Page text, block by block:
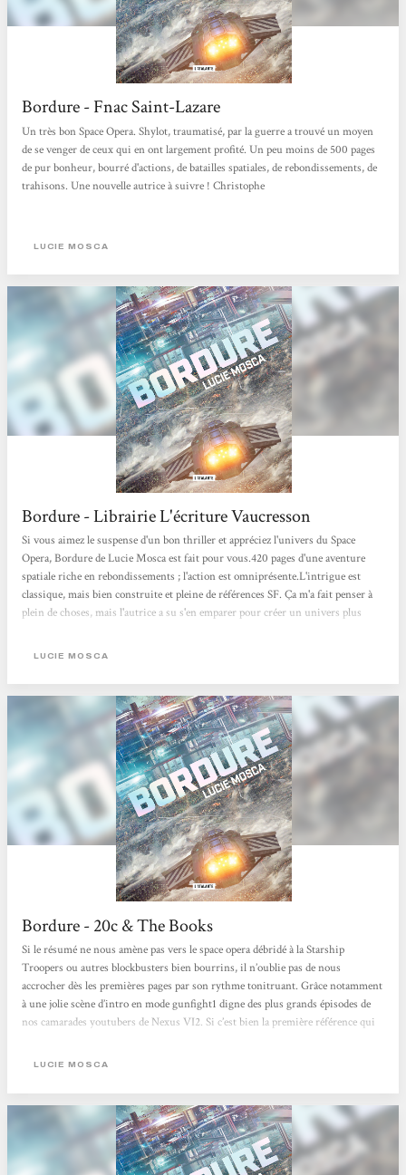
Bordure - Fnac Saint-Lazare
Un très bon Space Opera. Shylot, traumatisé, par la guerre a trouvé un moyen
de se venger de ceux qui en ont largement profité. Un peu moins de 500 pages
de pur bonheur, bourré d'actions, de batailles spatiales, de rebondissements, de
trahisons. Une nouvelle autrice à suivre ! Christophe
LUCIE MOSCA
Bordure - Librairie L'écriture Vaucresson
Si vous aimez le suspense d'un bon thriller et appréciez l'univers du Space
Opera, Bordure de Lucie Mosca est fait pour vous.420 pages d'une aventure
spatiale riche en rebondissements ; l'action est omniprésente.L'intrigue est
classique, mais bien construite et pleine de références SF. Ça m'a fait penser à
plein de choses, mais l'autrice a su s'en emparer pour créer un univers plus
langage propre. Pas besoin de glossaire et de notes de bas de page pour
aisément...
LUCIE MOSCA
Bordure - 20c & The Books
Si le résumé ne nous amène pas vers le space opera débridé à la Starship
Troopers ou autres blockbusters bien bourrins, il n’oublie pas de nous
accrocher dès les premières pages par son rythme tonitruant. Grâce notamment
à une jolie scène d’intro en mode gunfight1 digne des plus grands épisodes de
nos camarades youtubers de Nexus VI2. Si c’est bien la première référence qui
à la Star Wars, jusqu’aux ansibles d’Ursula Le Guin en passant par le
LUCIE MOSCA